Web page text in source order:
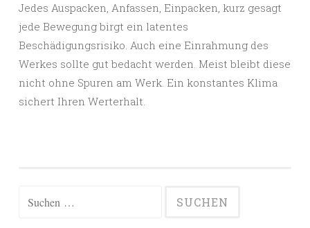
Jedes Auspacken, Anfassen, Einpacken, kurz gesagt
jede Bewegung birgt ein latentes
Beschädigungsrisiko. Auch eine Einrahmung des
Werkes sollte gut bedacht werden. Meist bleibt diese
nicht ohne Spuren am Werk. Ein konstantes Klima
sichert Ihren Werterhalt.
Suchen